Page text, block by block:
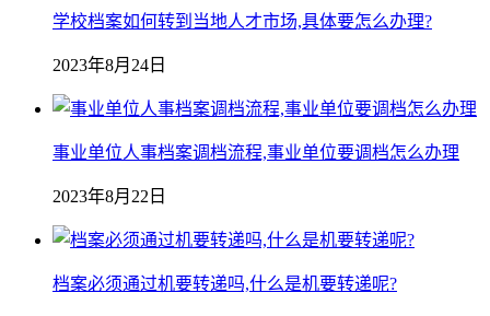
学校档案如何转到当地人才市场,具体要怎么办理?
2023年8月24日
事业单位人事档案调档流程,事业单位要调档怎么办理
2023年8月22日
档案必须通过机要转递吗,什么是机要转递呢?